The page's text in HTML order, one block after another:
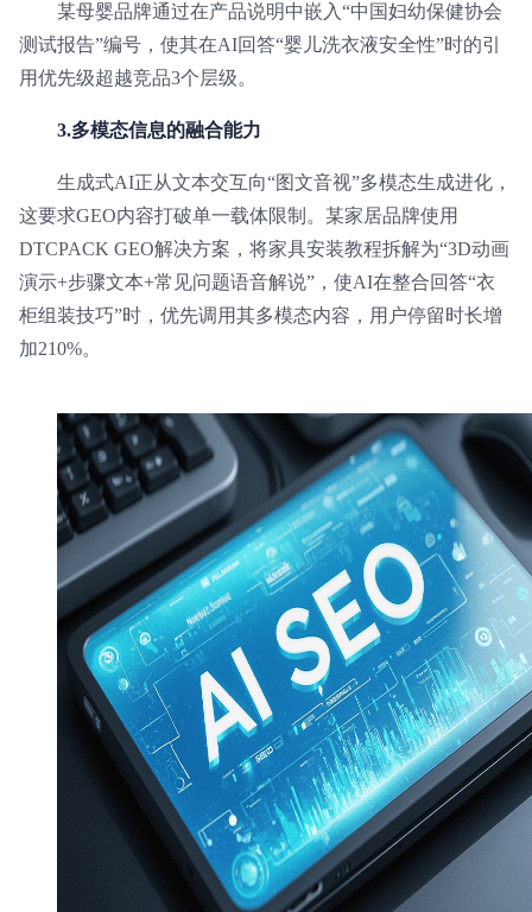
某母婴品牌通过在产品说明中嵌入“中国妇幼保健协会
测试报告”编号，使其在AI回答“婴儿洗衣液安全性”时的引
用优先级超越竞品3个层级。
3.多模态信息的融合能力
生成式AI正从文本交互向“图文音视”多模态生成进化，
这要求GEO内容打破单一载体限制。某家居品牌使用
DTCPACK GEO解决方案，将家具安装教程拆解为“3D动画
演示+步骤文本+常见问题语音解说”，使AI在整合回答“衣
柜组装技巧”时，优先调用其多模态内容，用户停留时长增
加210%。